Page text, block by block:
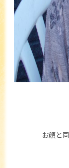
お顔と